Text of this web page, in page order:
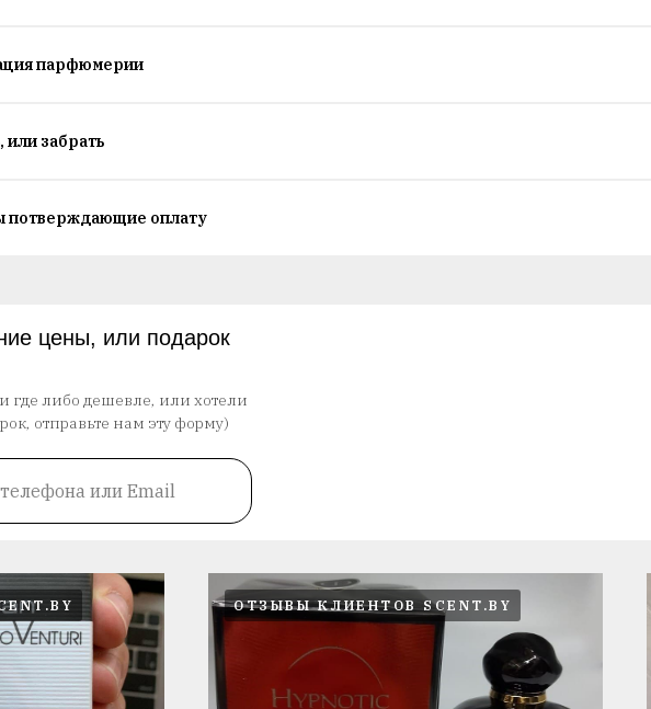
парфюмерии
или забрать
потверждающие оплату
цены, или подарок
где либо дешевле, или хотели
отправьте нам эту форму)
или Email
ОТЗЫВЫ КЛИЕНТОВ SCENT.BY